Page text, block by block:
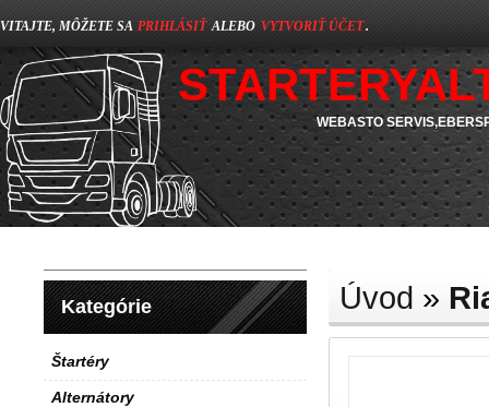
VITAJTE, MÔŽETE SA PRIHLÁSIŤ ALEBO VYTVORIŤ ÚČET.
WEBASTO
Kategórie
Štartéry
Alternátory
Úvod »